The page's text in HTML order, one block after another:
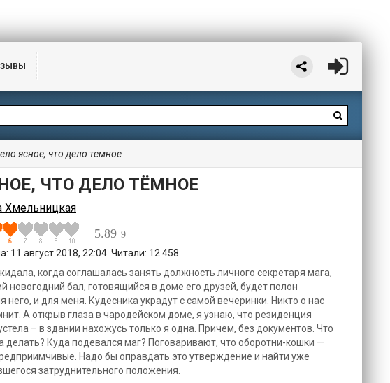
ясное, что дело тёмное
ЧТО ДЕЛО ТЁМНОЕ
Хмельницкая
5.89 9
11 август 2018, 22:04. Читали: 12 458
когда соглашалась занять должность личного секретаря мага,
новогодний бал, готовящийся в доме его друзей, будет полон
него, и для меня. Кудесника украдут с самой вечеринки. Никто о нас
А открыв глаза в чародейском доме, я узнаю, что резиденция
– в здании нахожусь только я одна. Причем, без документов. Что
делать? Куда подевался маг? Поговаривают, что оборотни-кошки —
Надо бы оправдать это утверждение и найти уже
затруднительного положения.